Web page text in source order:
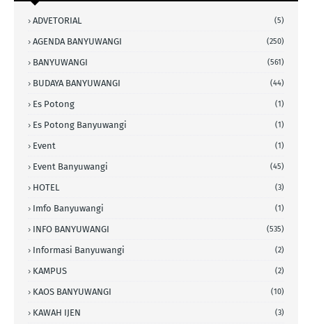
ADVETORIAL (5)
AGENDA BANYUWANGI (250)
BANYUWANGI (561)
BUDAYA BANYUWANGI (44)
Es Potong (1)
Es Potong Banyuwangi (1)
Event (1)
Event Banyuwangi (45)
HOTEL (3)
Imfo Banyuwangi (1)
INFO BANYUWANGI (535)
Informasi Banyuwangi (2)
KAMPUS (2)
KAOS BANYUWANGI (10)
KAWAH IJEN (3)